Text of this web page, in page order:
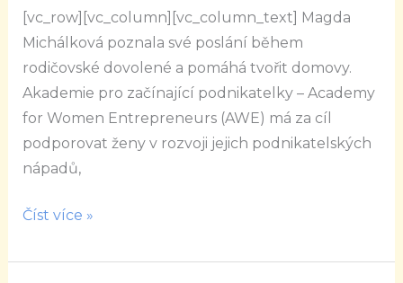
[vc_row][vc_column][vc_column_text] Magda
Michálková poznala své poslání během
rodičovské dovolené a pomáhá tvořit domovy.
Akademie pro začínající podnikatelky – Academy
for Women Entrepreneurs (AWE) má za cíl
podporovat ženy v rozvoji jejich podnikatelských
nápadů,
že
tři
je
lepší
než
dva?
Číst více »